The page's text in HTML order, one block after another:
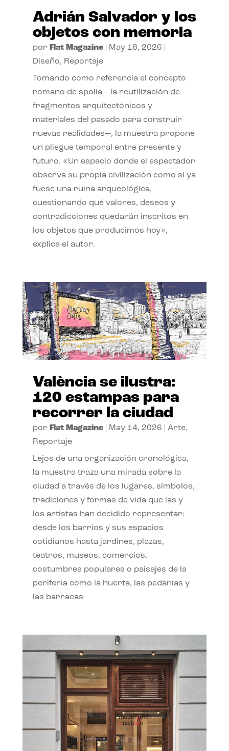
Adrián Salvador y los
objetos con memoria
por Flat Magazine| May 18, 2026
Diseño, Reportaje
Tomando como referencia el concepto
romano de spolia —la reutilización de
fragmentos arquitectónicos y
materiales del pasado para construir
nuevas realidades—, la muestra propone
un pliegue temporal entre presente y
futuro. «Un espacio donde el espectador
observa su propia civilización como si ya
fuese una ruina arqueológica,
cuestionando qué valores, deseos y
contradicciones quedarán inscritos en
los objetos que producimos hoy»,
explica el autor.
València se ilustra:
120 estampas para
recorrer la ciudad
por Flat Magazine| May 14, 2026 Arte,
Reportaje
Lejos de una organización cronológica,
la muestra traza una mirada sobre la
ciudad a través de los lugares, símbolos,
tradiciones y formas de vida que las y
los artistas han decidido representar:
desde los barrios y sus espacios
cotidianos hasta jardines, plazas,
teatros, museos, comercios,
costumbres populares o paisajes de la
periferia como la huerta, las pedanías y
las barracas